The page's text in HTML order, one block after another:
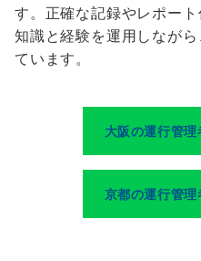
す。正確な記録やレポー
知識と経験を運用しなが
ています。
大阪の運行管
京都の運行管